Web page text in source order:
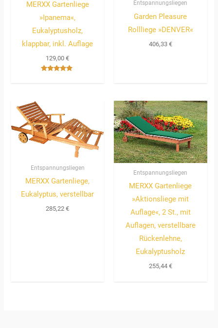
MERXX Gartenliege
»Ipanema«,
Eukalyptusholz,
klappbar, inkl. Auflage
129,00€
Entspannungsliegen
Garden Pleasure
Rollliege »DENVER«
406,33 €
Entspannungsliegen
MERXX Gartenliege,
Eukalyptus, verstellbar
285,22€
Entspannungsliegen
MERXX Gartenliege
»Aktionsliege mit
Auflage«, 2 St., mit
Auflagen, verstellbare
Rückenlehne,
Eukalyptusholz
255,44 €